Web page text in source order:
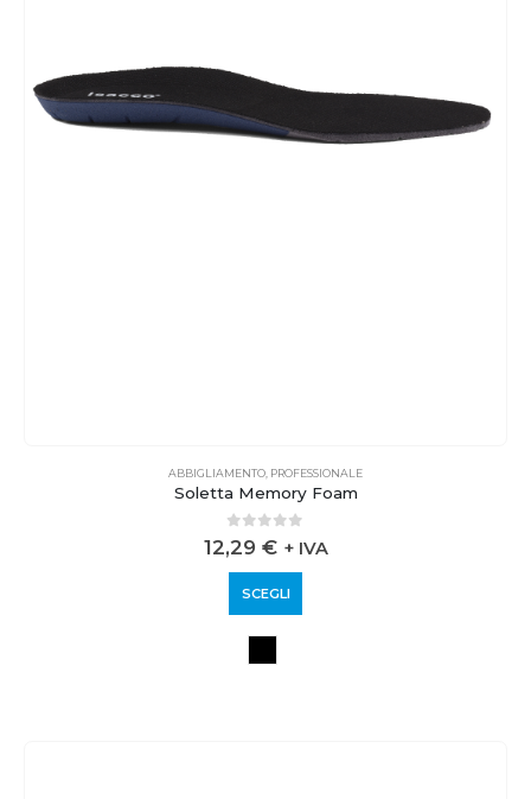
ABBIGLIAMENTO PROFESSIONALE
Soletta Memory Foam
0out of 5
12,29 € + IVA
SCEGLI